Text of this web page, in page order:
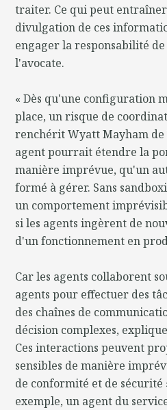
traiter. Ce qui peut
divulgation de ces
engager la responsabilité
l'avocate.
« Dès qu'une configuration
place, un risque de
renchérit Wyatt Mayham
agent pourrait étendre la
manière imprévue, qu'un
formé à gérer. Sans
un comportement
si les agents ingèrent de
d'un fonctionnement en
Car les agents collaborent
agents pour effectuer des
des chaînes de
décision complexes,
Ces interactions peuvent
sensibles de manière
de conformité et de sécurité
exemple, un agent du